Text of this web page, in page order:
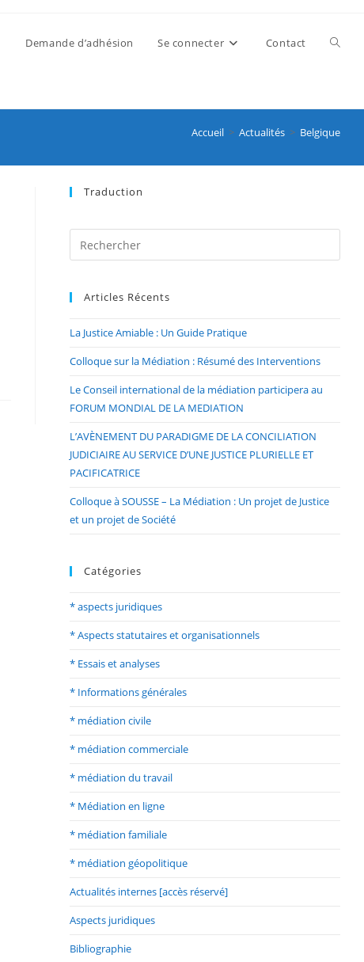
Demande d’adhésion Se connecter Contact
Accueil > Actualités > Belgique
Traduction
Articles Récents
La Justice Amiable : Un Guide Pratique
Colloque sur la Médiation : Résumé des Interventions
Le Conseil international de la médiation participera au
FORUM MONDIAL DE LA MEDIATION
L’AVÈNEMENT DU PARADIGME DE LA CONCILIATION
JUDICIAIRE AU SERVICE D’UNE JUSTICE PLURIELLE ET
PACIFICATRICE
Colloque à SOUSSE – La Médiation : Un projet de Justice
et un projet de Société
Catégories
* aspects juridiques
* Aspects statutaires et organisationnels
* Essais et analyses
* Informations générales
* médiation civile
* médiation commerciale
* médiation du travail
* Médiation en ligne
* médiation familiale
* médiation géopolitique
Actualités internes [accès réservé]
Aspects juridiques
Bibliographie